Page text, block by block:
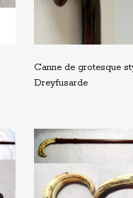
Canne de grotesque
Dreyfusarde